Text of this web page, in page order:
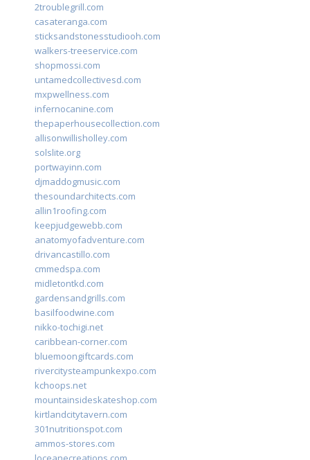
2troublegrill.com
casateranga.com
sticksandstonesstudiooh.com
walkers-treeservice.com
shopmossi.com
untamedcollectivesd.com
mxpwellness.com
infernocanine.com
thepaperhousecollection.com
allisonwillisholley.com
solslite.org
portwayinn.com
djmaddogmusic.com
thesoundarchitects.com
allin1roofing.com
keepjudgewebb.com
anatomyofadventure.com
drivancastillo.com
cmmedspa.com
midletontkd.com
gardensandgrills.com
basilfoodwine.com
nikko-tochigi.net
caribbean-corner.com
bluemoongiftcards.com
rivercitysteampunkexpo.com
kchoops.net
mountainsideskateshop.com
kirtlandcitytavern.com
301nutritionspot.com
ammos-stores.com